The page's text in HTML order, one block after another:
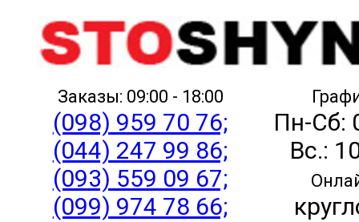
Заказы: 09:00 - 18:00
(098) 959 70 76;
(044) 247 99 86;
(093) 559 09 67;
(099) 974 78 66;
Пн-Сб:
Вс.: